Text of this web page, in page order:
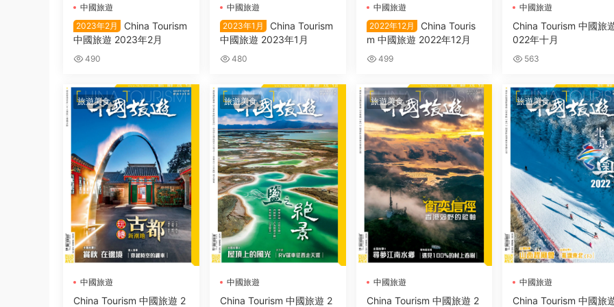
中國旅遊
2023年2月
China Tourism
中國旅遊 2023年2月
490
中國旅遊
2023年1月
China Tourism
中國旅遊 2023年1月
480
中國旅遊
2022年12月
China Touris
m 中國旅遊 2022年12月
499
中國旅遊
China Tourism 中國旅
022年十月
563
旅遊美食
中國旅遊
China Tourism 中國旅遊 2
旅遊美食
中國旅遊
China Tourism 中國旅遊 2
旅遊美食
中國旅遊
China Tourism 中國旅遊 2
旅遊美食
中國旅遊
China Tourism 中國旅